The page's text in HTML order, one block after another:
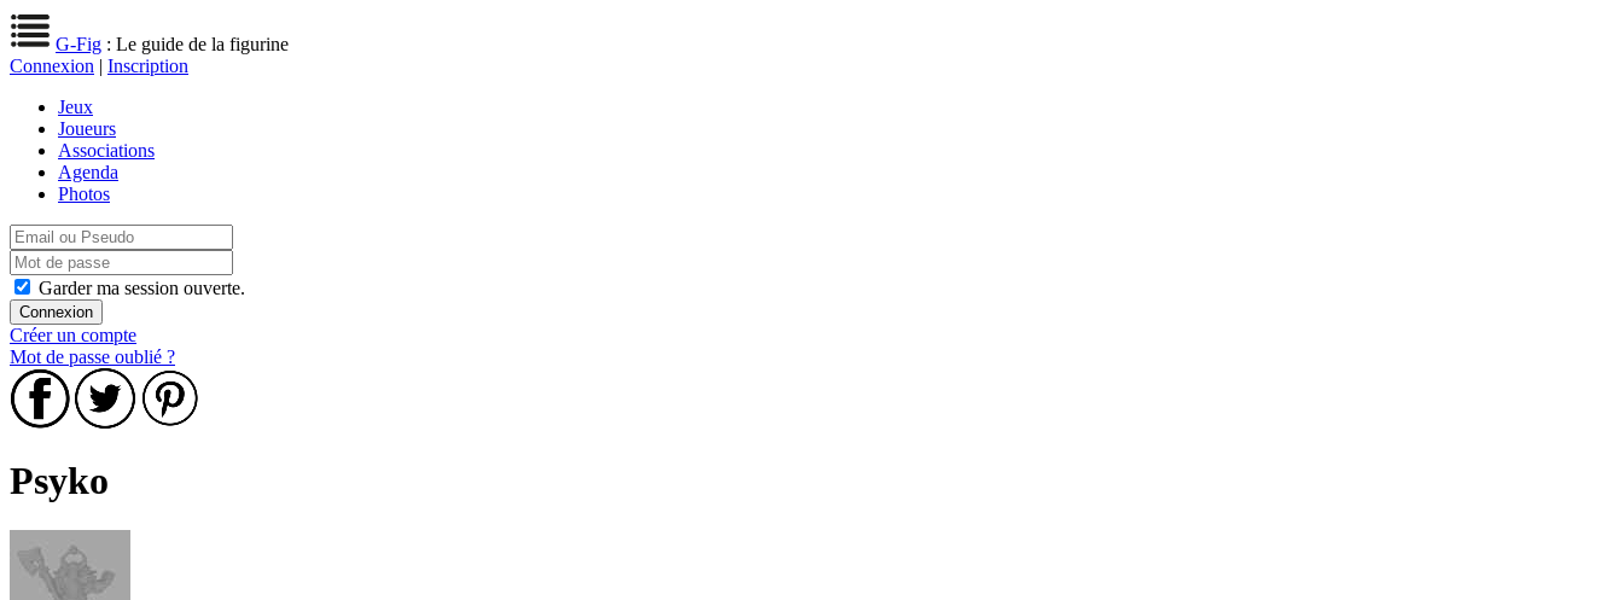
G-Fig : Le guide de la figurine
Connexion | Inscription
Jeux
Joueurs
Associations
Agenda
Photos
Garder ma session ouverte.
Créer un compte
Mot de passe oublié ?
Psyko